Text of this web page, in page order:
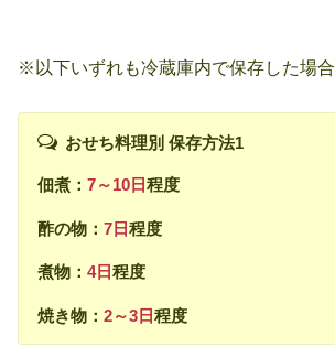
※以下いずれも冷蔵庫内で保存した場合
おせち料理別 保存方法1
佃煮：7～10日程度
酢の物：7日程度
煮物：4日程度
焼き物：2～3日程度